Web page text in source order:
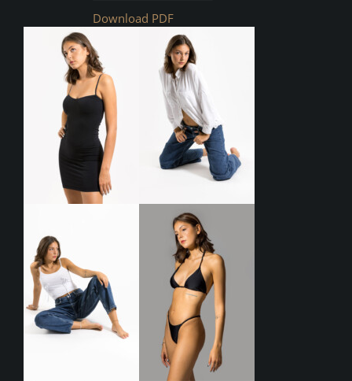
Download PDF